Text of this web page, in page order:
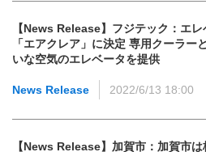
【News Release】フジテック：エ
「エアクレア」に決定 専用クーラー
いな空気のエレベータを提供
News Release 2022/6/13 18:00
【News Release】加賀市：加賀市